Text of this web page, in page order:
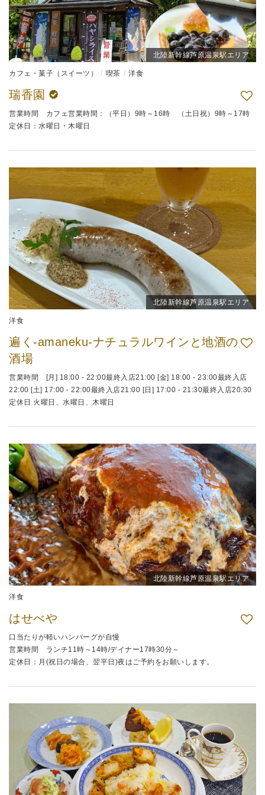
北陸新幹線芦原温泉駅エリア
カフェ・菓子（スイーツ） 喫茶 洋食
瑞香園
営業時間 カフェ営業時間：（平日）9時～16時 （土日祝）9時～17時
定休日：水曜日・木曜日
北陸新幹線芦原温泉駅エリア
洋食
遍く-amaneku-ナチュラルワインと地酒の
酒場
営業時間 [月] 18:00 - 22:00最終入店21:00 [金] 18:00 - 23:00最終入店
22:00 [土] 17:00 - 22:00最終入店21:00 [日] 17:00 - 21:30最終入店20:30
定休日 火曜日、水曜日、木曜日
北陸新幹線芦原温泉駅エリア
洋食
はせべや
口当たりが軽いハンバーグが自慢
営業時間 ランチ11時～14時/デイナー17時30分～
定休日：月(祝日の場合、翌平日)夜はご予約をお願いします。